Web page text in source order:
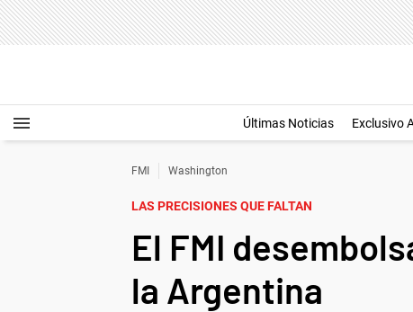
Últimas Noticias Exclusivo
FMI Washington
LAS PRECISIONES QUE FALTAN
El FMI
la Argentina